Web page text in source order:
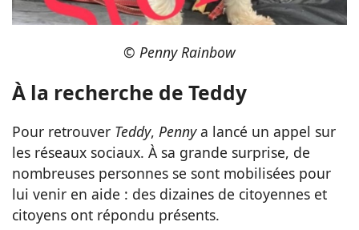
© Penny Rainbow
À la recherche de Teddy
Pour retrouver Teddy, Pennya lancé un appel sur
les réseaux sociaux. À sa grande surprise, de
nombreuses personnes se sont mobilisées pour
lui venir en aide : des dizaines de citoyennes et
citoyens ont répondu présents.